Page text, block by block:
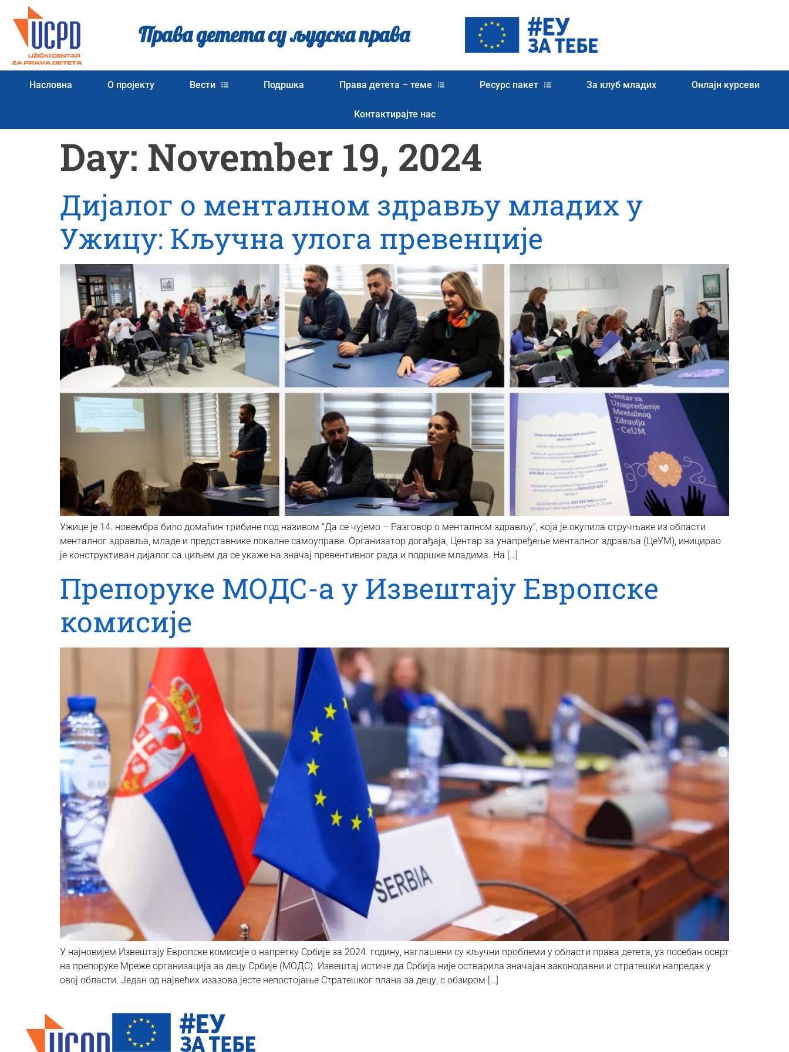
Права детета су људска права
Насловна О пројекту Вести Подршка Права детета – теме Ресурс пакет За клуб младих Онлајн курсеви
Контактирајте нас
Day: November 19, 2024
Дијалог о менталном здрављу младих у
Ужицу: Кључна улога превенције
Ужице је 14. новембра било домаћин трибине под називом “Да се чујемо – Разговор о менталном здрављу”, која је окупила стручњаке из области
менталног здравља, младе и представнике локалне самоуправе. Организатор догађаја, Центар за унапређење менталног здравља (ЦеУМ), иницирао
је конструктиван дијалог са циљем да се укаже на значај превентивног рада и подршке младима. На […]
Препоруке МОДС-а у Извештају Европске
комисије
У најновијем Извештају Европске комисије о напретку Србије за 2024. годину, наглашени су кључни проблеми у области права детета, уз посебан осврт
на препоруке Мреже организација за децу Србије (МОДС). Извештај истиче да Србија није остварила значајан законодавни и стратешки напредак у
овој области. Један од највећих изазова јесте непостојање Стратешког плана за децу, с обзиром […]